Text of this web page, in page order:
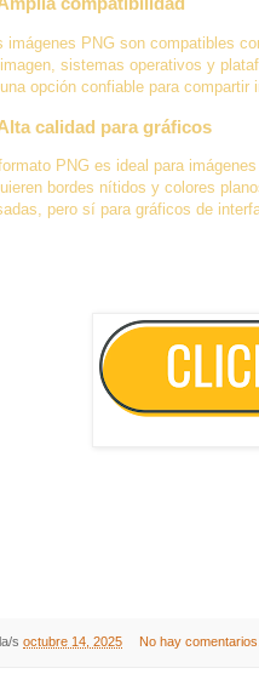
imágenes PNG son compatibles
sistemas operativos y
opción confiable para compartir
calidad para gráficos
PNG es ideal para
bordes nítidos y colores
pero sí para gráficos de
s octubre 14, 2025 No hay